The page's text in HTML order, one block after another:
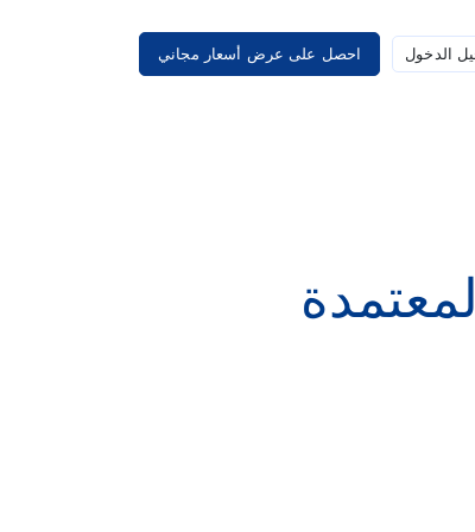
الدخول احصل على عرض أسعار مجاني